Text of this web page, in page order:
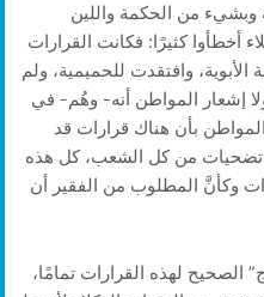
وبشيء من الحكمة واللين
أخطأوا كثيرًا: فكانت القرارات
الأبوية، وافتقدت للحميمية، ولم
إشعار المواطن أنه- وهُم- في
بأن هناك قرارات قد
تضحيات من كل الشعب، كل هذه
وكأنَّ المطلوب من الفقير أن
الصحيح لهذه القرارات تمامًا،